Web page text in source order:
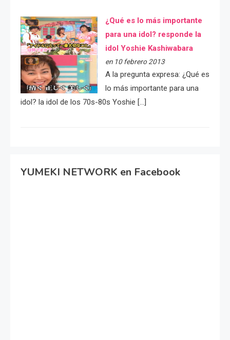
¿Qué es lo más importante
para una idol? responde la
idol Yoshie Kashiwabara
en 10 febrero 2013
A la pregunta expresa: ¿Qué es
lo más importante para una
idol? la idol de los 70s-80s Yoshie […]
YUMEKI NETWORK en Facebook